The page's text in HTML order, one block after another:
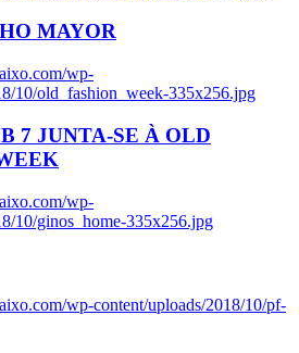
MAYOR
wp-
10/old_fashion_week-335x256.jpg
7 JUNTA-SE À OLD
wp-
10/ginos_home-335x256.jpg
wp-content/uploads/2018/10/pf-